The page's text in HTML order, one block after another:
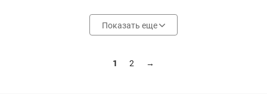
Показать еще
1 2 →